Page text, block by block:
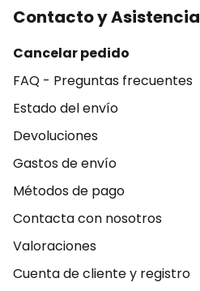
Contacto y Asistencia
Cancelar pedido
FAQ - Preguntas frecuentes
Estado del envío
Devoluciones
Gastos de envío
Métodos de pago
Contacta con nosotros
Valoraciones
Cuenta de cliente y registro